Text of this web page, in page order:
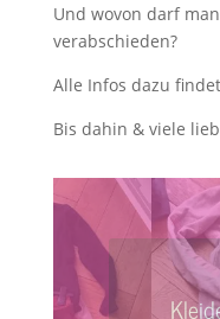
Und wovon darf
verabschieden?
Alle Infos dazu
Bis dahin & viele